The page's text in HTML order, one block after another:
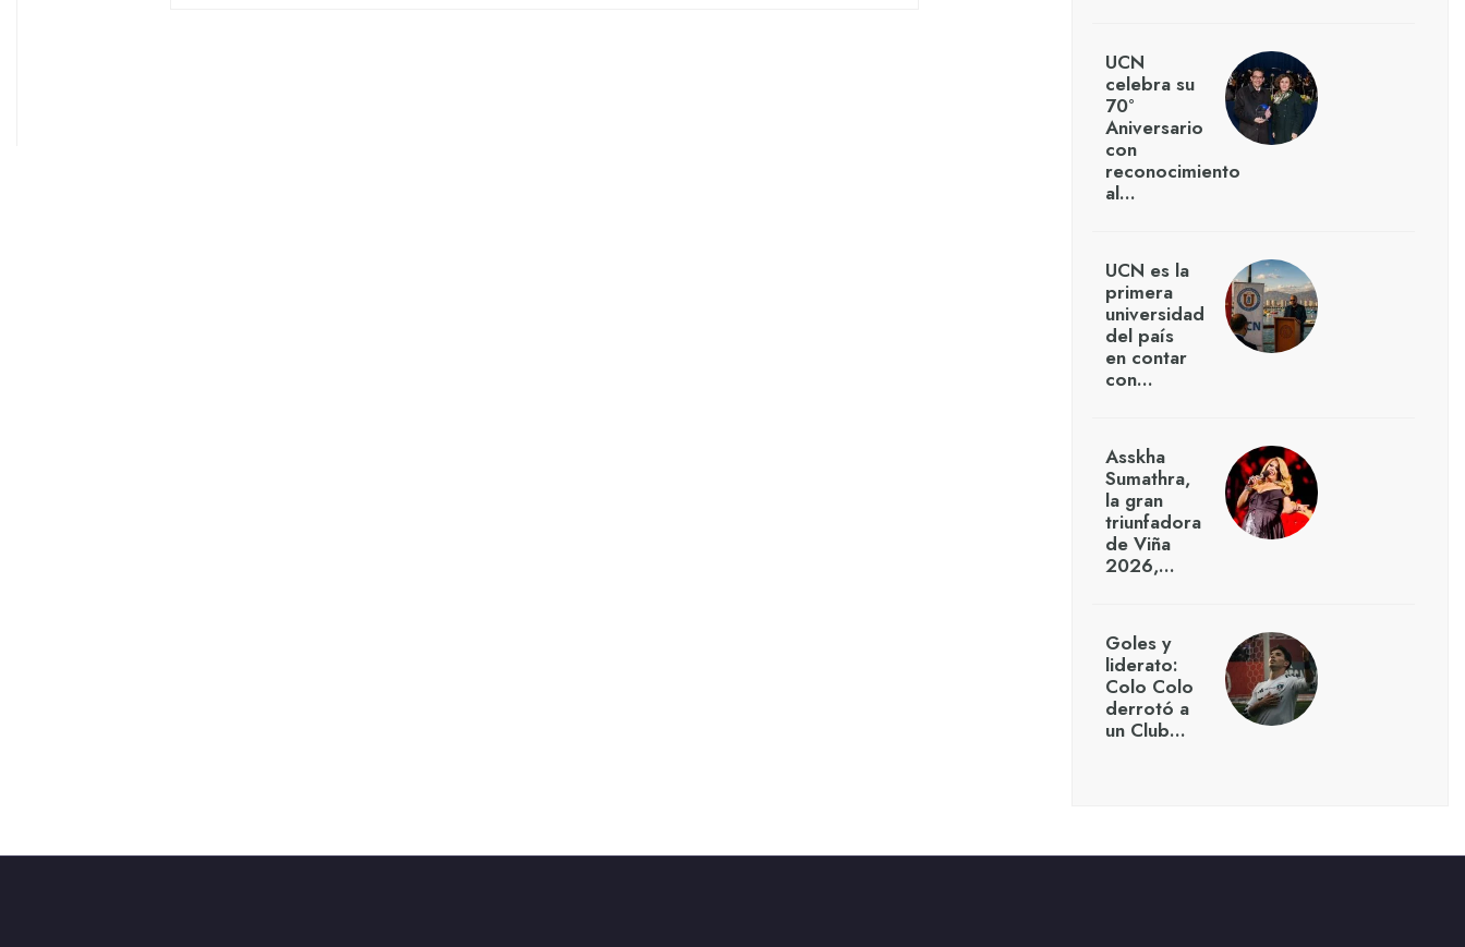
UCN
celebra su
70°
Aniversario
con
reconocimiento
al…
UCN es la
primera
universidad
del país
en contar
con…
Asskha
Sumathra,
la gran
triunfadora
de Viña
2026,…
Goles y
liderato:
Colo Colo
derrotó a
un Club…